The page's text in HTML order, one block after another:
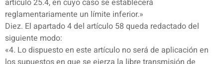
reglamentariamente un límite inferior.»
Diez. El apartado 4 del artículo 58 queda redactado del
siguiente modo:
«4. Lo dispuesto en este artículo no será de aplicación en